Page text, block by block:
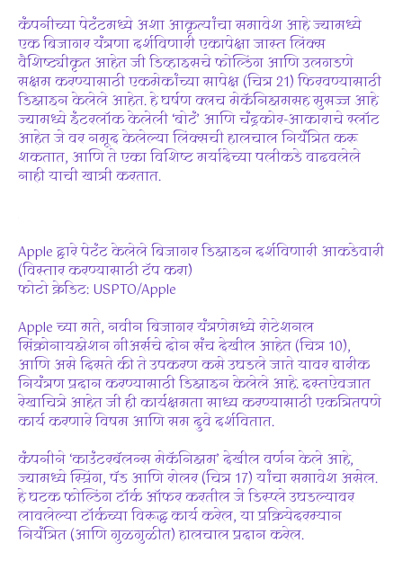
कंपनीच्या पेटंटमध्ये अशा आकृत्यांचा समावेश आहे ज्यामध्ये
एक बिजागर यंत्रणा दर्शविणारी एकापेक्षा जास्त लिंक्स
वैशिष्ट्यीकृत आहेत जी डिव्हाइसचे फोल्डिंग आणि उलगडणे
सक्षम करण्यासाठी एकमेकांच्या सापेक्ष (चित्र 21) फिरवण्यासाठी
डिझाइन केलेले आहेत. हे घर्षण क्लच मेकॅनिझमसह सुसज्ज आहे
ज्यामध्ये इंटरलॉक केलेली ‘बोटं’ आणि चंद्रकोर-आकाराचे स्लॉट
आहेत जे वर नमूद केलेल्या लिंक्सची हालचाल नियंत्रित करू
शकतात, आणि ते एका विशिष्ट मर्यादेच्या पलीकडे वाढवलेले
नाही याची खात्री करतात.
Apple द्वारे पेटंट केलेले बिजागर डिझाइन दर्शविणारी आकडेवारी
(विस्तार करण्यासाठी टॅप करा)
फोटो क्रेडिट: USPTO/Apple
Apple च्या मते, नवीन बिजागर यंत्रणेमध्ये रोटेशनल
सिंक्रोनायझेशन गीअर्सचे दोन संच देखील आहेत (चित्र 10),
आणि असे दिसते की ते उपकरण कसे उघडले जाते यावर बारीक
नियंत्रण प्रदान करण्यासाठी डिझाइन केलेले आहे. दस्तऐवजात
रेखाचित्रे आहेत जी ही कार्यक्षमता साध्य करण्यासाठी एकत्रितपणे
कार्य करणारे विषम आणि सम दुवे दर्शवितात.
कंपनीने ‘काउंटरबॅलन्स मेकॅनिझम’ देखील वर्णन केले आहे,
ज्यामध्ये स्प्रिंग, पॅड आणि रोलर (चित्र 17) यांचा समावेश असेल.
हे घटक फोल्डिंग टॉर्क ऑफर करतील जे डिस्प्ले उघडल्यावर
लावलेल्या टॉर्कच्या विरूद्ध कार्य करेल, या प्रक्रियेदरम्यान
नियंत्रित (आणि गुळगुळीत) हालचाल प्रदान करेल.